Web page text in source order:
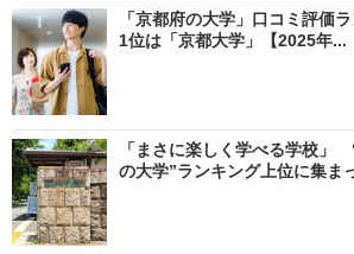
「京都府の大学」口コミ評価
1位は「京都大学」【2025年...
「まさに楽しく学べる学校」
の大学”ランキング上位に集ま